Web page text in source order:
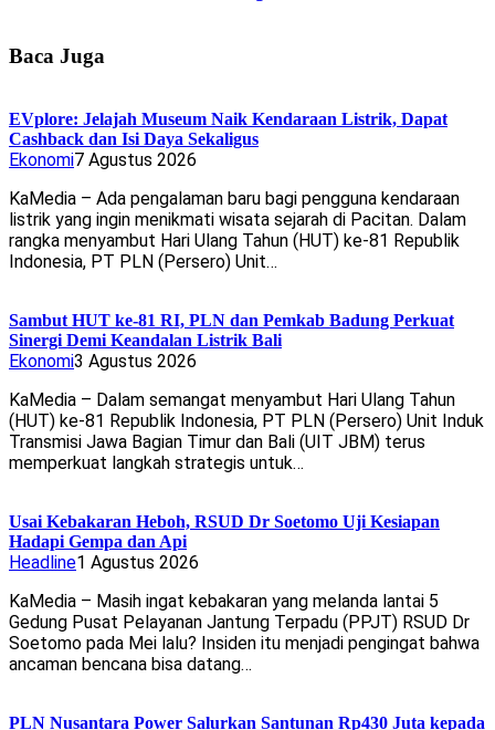
Baca Juga
EVplore: Jelajah Museum Naik Kendaraan Listrik, Dapat
Cashback dan Isi Daya Sekaligus
Ekonomi7 Agustus 2026
KaMedia – Ada pengalaman baru bagi pengguna kendaraan
listrik yang ingin menikmati wisata sejarah di Pacitan. Dalam
rangka menyambut Hari Ulang Tahun (HUT) ke-81 Republik
Indonesia, PT PLN (Persero) Unit…
Sambut HUT ke-81 RI, PLN dan Pemkab Badung Perkuat
Sinergi Demi Keandalan Listrik Bali
Ekonomi3 Agustus 2026
KaMedia – Dalam semangat menyambut Hari Ulang Tahun
(HUT) ke-81 Republik Indonesia, PT PLN (Persero) Unit Induk
Transmisi Jawa Bagian Timur dan Bali (UIT JBM) terus
memperkuat langkah strategis untuk…
Usai Kebakaran Heboh, RSUD Dr Soetomo Uji Kesiapan
Hadapi Gempa dan Api
Headline1 Agustus 2026
KaMedia – Masih ingat kebakaran yang melanda lantai 5
Gedung Pusat Pelayanan Jantung Terpadu (PPJT) RSUD Dr
Soetomo pada Mei lalu? Insiden itu menjadi pengingat bahwa
ancaman bencana bisa datang…
PLN Nusantara Power Salurkan Santunan Rp430 Juta kepada